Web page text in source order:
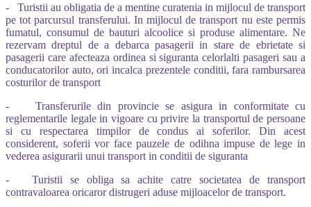
- Turistii au obligatia de a mentine curatenia in mijlocul de transport
pe tot parcursul transferului. In mijlocul de transport nu este permis
fumatul, consumul de bauturi alcoolice si produse alimentare. Ne
rezervam dreptul de a debarca pasagerii in stare de ebrietate si
pasagerii care afecteaza ordinea si siguranta celorlalti pasageri sau a
conducatorilor auto, ori incalca prezentele conditii, fara rambursarea
costurilor de transport
- Transferurile din provincie se asigura in conformitate cu
reglementarile legale in vigoare cu privire la transportul de persoane
si cu respectarea timpilor de condus ai soferilor. Din acest
considerent, soferii vor face pauzele de odihna impuse de lege in
vederea asigurarii unui transport in conditii de siguranta
- Turistii se obliga sa achite catre societatea de transport
contravaloarea oricaror distrugeri aduse mijloacelor de transport.